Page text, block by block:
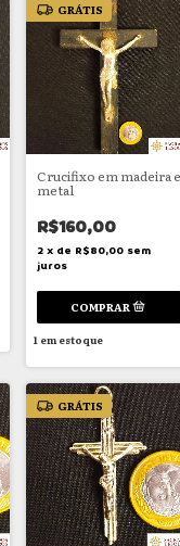
GRÁTIS
Crucifixo em madeira e
metal
R$160,00
2 x de R$80,00 sem
juros
1em estoque
GRÁTIS